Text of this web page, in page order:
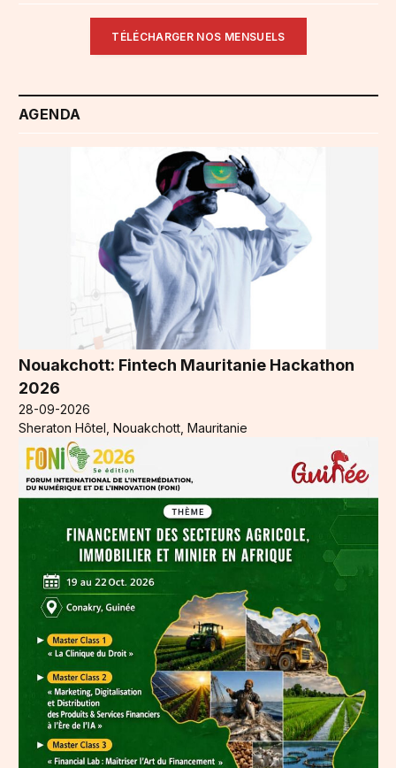
TÉLÉCHARGER NOS MENSUELS
AGENDA
Nouakchott: Fintech Mauritanie Hackathon
2026
28-09-2026
Sheraton Hôtel, Nouakchott, Mauritanie